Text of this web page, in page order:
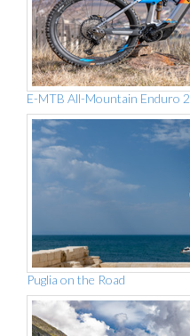
E-MTB All-Mountain Enduro
Puglia on the Road